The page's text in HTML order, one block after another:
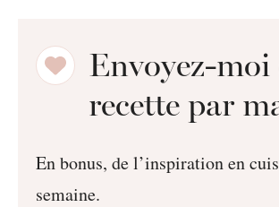
Envoyez-moi
recette par
En bonus, de l’inspiration en
semaine.